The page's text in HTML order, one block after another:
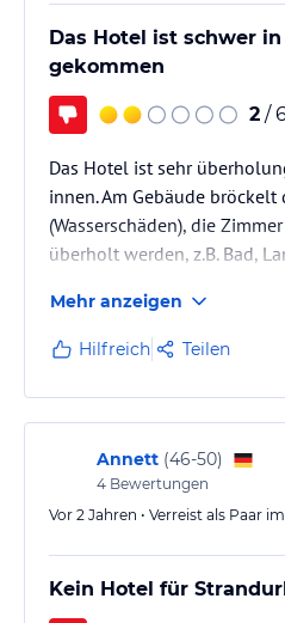
ein. Es gibt auch einen Innenpool
kleinen Gäste. Der
Aufpreis verschiedene
Schönheitsbehandlungen. Das
Tennisplatz, einen
Hinweis: Verfasst von
Angaben ohne Gewähr. Bitte
verbindlichenAngebotsdetails
Das Hotel ist schwer
gekommen
2 /
Das Hotel ist sehr
innen. Am Gebäude bröckelt
(Wasserschäden), die
überholt werden, z.B. Bad,
Mehr anzeigen
Hilfreich Teilen
Annett (46-50)
4 Bewertungen
Vor 2 Jahren • Verreist als Paar
Kein Hotel für